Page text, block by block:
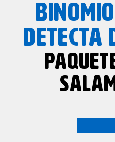
DETECTA